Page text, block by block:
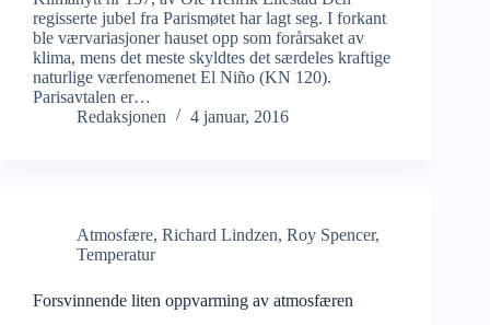
regisserte jubel fra Parismøtet har lagt seg. I forkant
ble værvariasjoner hauset opp som forårsaket av
klima, mens det meste skyldtes det særdeles kraftige
naturlige værfenomenet El Niño (KN 120).
Parisavtalen er…
Redaksjonen
4 januar, 2016
Atmosfære, Richard Lindzen, Roy Spencer,
Temperatur
Forsvinnende liten oppvarming av atmosfæren